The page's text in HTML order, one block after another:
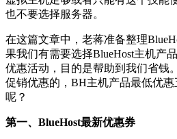
也不要选择服务器。
在这篇文章中，老蒋准备整理
果我们有需要选择BlueHost主机产
优惠活动，目的是帮助到我们省钱
促销优惠的，BH主机产品最低优
呢？
第一、BlueHost最新优惠券